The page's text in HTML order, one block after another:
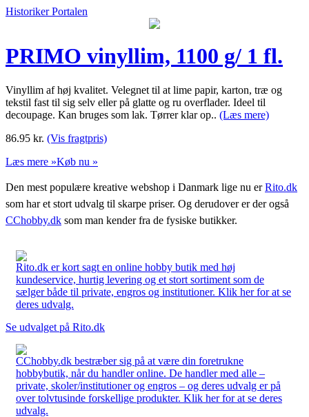
Historiker Portalen
PRIMO vinyllim, 1100 g/ 1 fl.
Vinyllim af høj kvalitet. Velegnet til at lime papir, karton, træ og
tekstil fast til sig selv eller på glatte og ru overflader. Ideel til
decoupage. Kan bruges som lak. Tørrer klar op.. (Læs mere)
86.95 kr. (Vis fragtpris)
Læs mere »Køb nu »
Den mest populære kreative webshop i Danmark lige nu erRito.dk
som har et stort udvalg til skarpe priser. Og derudover er der også
CChobby.dk som man kender fra de fysiske butikker.
Rito.dk er kort sagt en online hobby butik med høj
kundeservice, hurtig levering og et stort sortiment som de
sælger både til private, engros og institutioner. Klik her for at se
deres udvalg.
Se udvalget på Rito.dk
CChobby.dk bestræber sig på at være din foretrukne
hobbybutik, når du handler online. De handler med alle –
private, skoler/institutioner og engros – og deres udvalg er på
over tolvtusinde forskellige produkter. Klik her for at se deres
udvalg.